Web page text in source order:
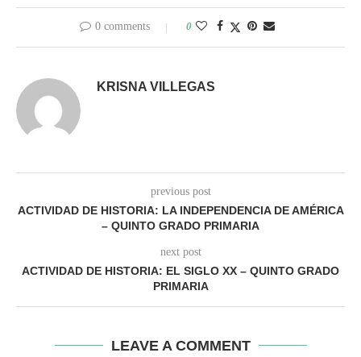
0 comments 0
KRISNA VILLEGAS
previous post
ACTIVIDAD DE HISTORIA: LA INDEPENDENCIA DE AMÉRICA
– QUINTO GRADO PRIMARIA
next post
ACTIVIDAD DE HISTORIA: EL SIGLO XX – QUINTO GRADO
PRIMARIA
LEAVE A COMMENT